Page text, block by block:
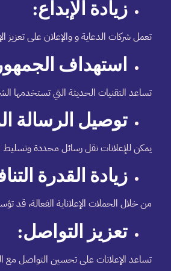
زيادة الإبداع:
تعمل شركات الدعاية و والإعلان على تعزيز
استهداف
تساعد التقنيات الحديثة التي تستخدمها
توصيل الرسالة
يمكن للإعلانات نقل رسائل محددة
زيادة القدرة
من خلال الحملات الإعلاناية الفعالة، قد
تعزيز التواصل:
تساعد الإعلانات على تحسين التواصل مع